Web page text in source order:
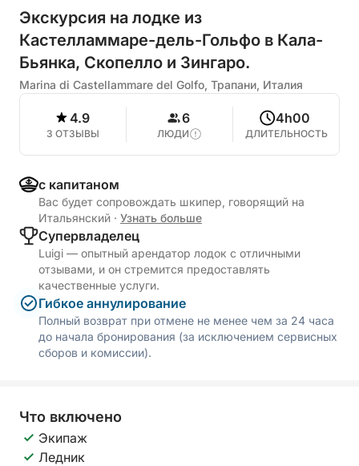
Экскурсия на лодке из
Кастелламмаре-дель-Гольфо в Кала-
Бьянка, Скопелло и Зингаро.
Marina di Castellammare del Golfo, Трапани, Италия
4.9
3 ОТЗЫВЫ
6
ЛЮДИ
4h00
ДЛИТЕЛЬНОСТЬ
с капитаном
Вас будет сопровождать шкипер, говорящий на
Итальянский · Узнать больше
Cупервладелец
Luigi — опытный арендатор лодок с отличными
отзывами, и он стремится предоставлять
качественные услуги.
Гибкое аннулирование
Полный возврат при отмене не менее чем за 24 часа
до начала бронирования (за исключением сервисных
сборов и комиссии).
Что включено
Экипаж
Ледник